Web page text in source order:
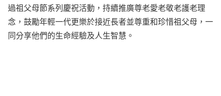
過祖父母節系列慶祝活動，持續推廣尊老愛老敬老護老理
念，鼓勵年輕一代更樂於接近長者並尊重和珍惜祖父母，一
同分享他們的生命經驗及人生智慧。